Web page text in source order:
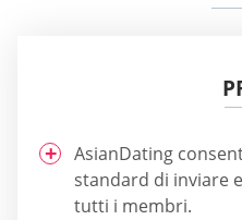
AsianDating
standard di inviare
tutti i membri.